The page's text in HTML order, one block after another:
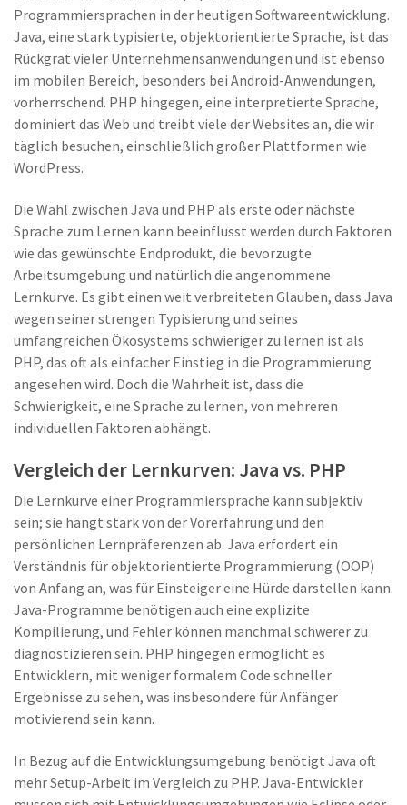
Programmiersprachen in der heutigen Softwareentwicklung.
Java, eine stark typisierte, objektorientierte Sprache, ist das
Rückgrat vieler Unternehmensanwendungen und ist ebenso
im mobilen Bereich, besonders bei Android-Anwendungen,
vorherrschend. PHP hingegen, eine interpretierte Sprache,
dominiert das Web und treibt viele der Websites an, die wir
täglich besuchen, einschließlich großer Plattformen wie
WordPress.
Die Wahl zwischen Java und PHP als erste oder nächste
Sprache zum Lernen kann beeinflusst werden durch Faktoren
wie das gewünschte Endprodukt, die bevorzugte
Arbeitsumgebung und natürlich die angenommene
Lernkurve. Es gibt einen weit verbreiteten Glauben, dass Java
wegen seiner strengen Typisierung und seines
umfangreichen Ökosystems schwieriger zu lernen ist als
PHP, das oft als einfacher Einstieg in die Programmierung
angesehen wird. Doch die Wahrheit ist, dass die
Schwierigkeit, eine Sprache zu lernen, von mehreren
individuellen Faktoren abhängt.
Vergleich der Lernkurven: Java vs. PHP
Die Lernkurve einer Programmiersprache kann subjektiv
sein; sie hängt stark von der Vorerfahrung und den
persönlichen Lernpräferenzen ab. Java erfordert ein
Verständnis für objektorientierte Programmierung (OOP)
von Anfang an, was für Einsteiger eine Hürde darstellen kann.
Java-Programme benötigen auch eine explizite
Kompilierung, und Fehler können manchmal schwerer zu
diagnostizieren sein. PHP hingegen ermöglicht es
Entwicklern, mit weniger formalem Code schneller
Ergebnisse zu sehen, was insbesondere für Anfänger
motivierend sein kann.
In Bezug auf die Entwicklungsumgebung benötigt Java oft
mehr Setup-Arbeit im Vergleich zu PHP. Java-Entwickler